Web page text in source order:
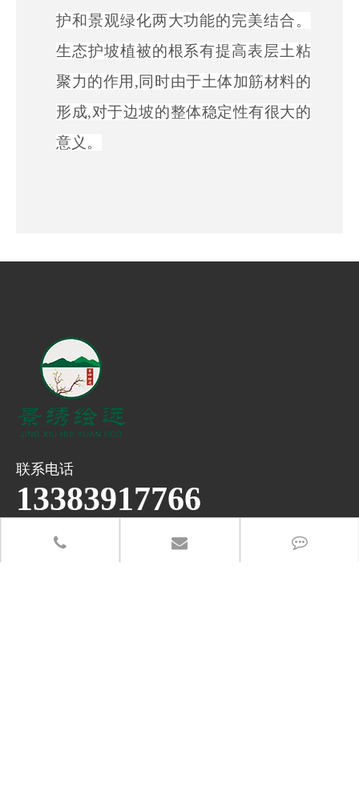
护和景观绿化两大功能的完美结合。
生态护坡植被的根系有提高表层土粘
聚力的作用,同时由于土体加筋材料的
形成,对于边坡的整体稳定性有很大的
意义。
联系电话
13383917766
总部地址：河南省武陟县产业集聚区5288-6号